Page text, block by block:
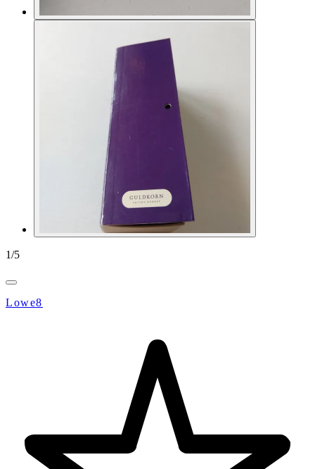
1/5
Lowe8